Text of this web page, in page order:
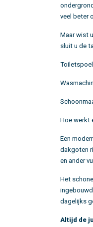
veel beter
Maar wist
sluit u de
Hoe werkt
Een
dakgoten
en ander
Het
dagelijks
Altijd de